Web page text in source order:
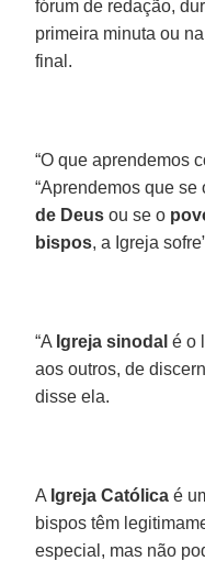
fórum de redação,
primeira minuta ou
final.
“O que aprendemos
“Aprendemos que
de Deus ou se o
bispos, a Igreja
“A Igreja sinodal é o
aos outros, de
disse ela.
A Igreja Católica é
bispos têm
especial, mas não